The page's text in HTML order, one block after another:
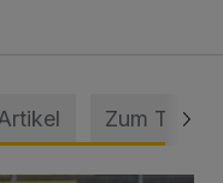
Zum Thema